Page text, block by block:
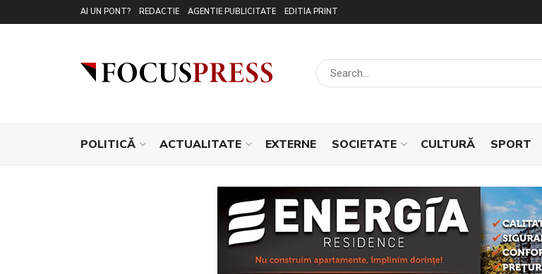
AI UN PONT? REDACTIE AGENTIE PUBLICITATE EDITIA PRINT
POLITICĂ ACTUALITATE EXTERNE SOCIETATE CULTURĂ SPORT